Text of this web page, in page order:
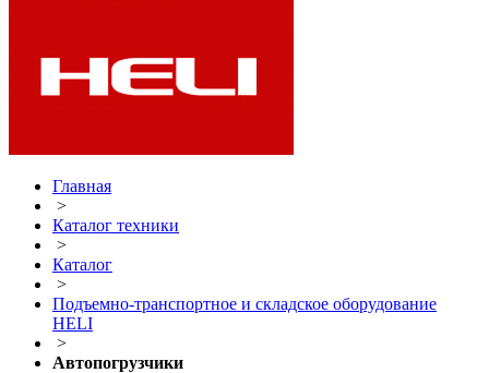
Главная
>
Каталог техники
>
Каталог
>
Подъемно-транспортное и складское оборудование
HELI
>
Автопогрузчики